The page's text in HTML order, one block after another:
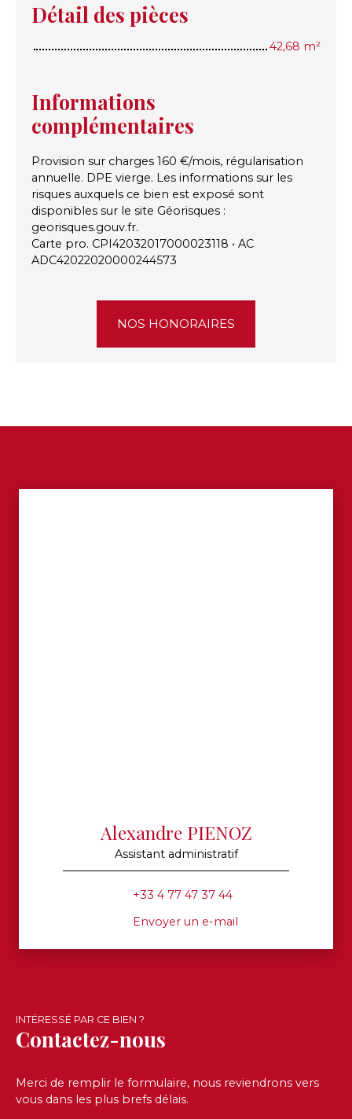
Détail des pièces
42,68 m²
Informations
complémentaires
Provision sur charges 160 €/mois, régularisation
annuelle. DPE vierge. Les informations sur les
risques auxquels ce bien est exposé sont
disponibles sur le site Géorisques :
georisques.gouv.fr.
Carte pro. CPI42032017000023118 • AC
ADC42022020000244573
NOS HONORAIRES
Alexandre PIENOZ
Assistant administratif
+33 4 77 47 37 44
Envoyer un e-mail
INTÉRESSÉ PAR CE BIEN ?
Contactez-nous
Merci de remplir le formulaire, nous reviendrons vers
vous dans les plus brefs délais.